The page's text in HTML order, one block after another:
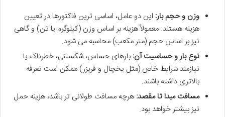
وزن و حجم بار: این دو عامل، اساسی ترین فاکتورها در تعیین
هزینه هستند. معمولاً هزینه بر اساس وزن (کیلوگرم یا تن) و گاهی
نیز بر اساس حجم (متر مکعب) محاسبه می شود.
نوع بار و حساسیت آن: بارهای حساس، شکستنی، خطرناک یا
نیازمند شرایط خاص (مثل یخچال و فریزر) ممکن است تعرفه
بالاتری داشته باشند.
مسافت مبدا تا مقصد: هرچه مسافت طولانی تر باشد، هزینه حمل
نیز بیشتر خواهد بود.